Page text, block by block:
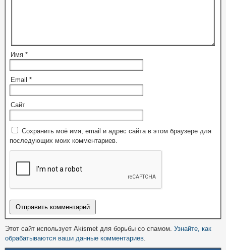
Имя *
Email *
Сайт
Сохранить моё имя, email и адрес сайта в этом браузере для
последующих моих комментариев.
Этот сайт использует Akismet для борьбы со спамом. Узнайте, как
обрабатываются ваши данные комментариев.